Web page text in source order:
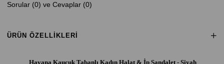
Sorular (0) ve Cevaplar (0)
ÜRÜN ÖZELLIKLERI
Havana Kaucuk Tabanlı Kadın Halat & İp Sandalet - Siyah